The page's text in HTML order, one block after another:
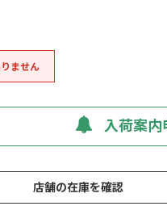
ません
入荷案内
店舗の在庫を確認